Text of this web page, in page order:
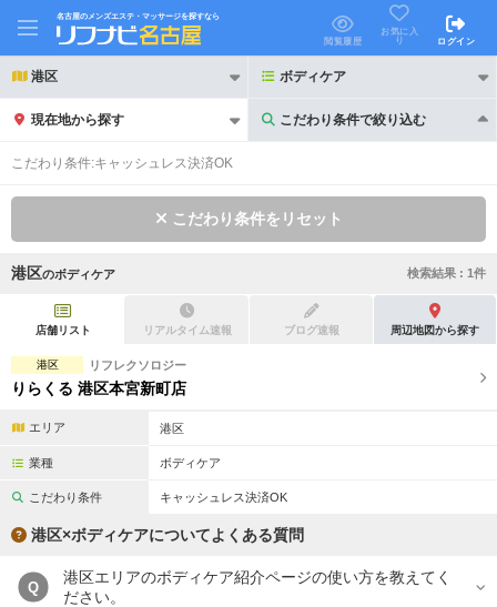
名古屋のメンズエステ・マッサージを探すなら
閲覧履歴
お気に入
り
ログイン
港区 ボディケア
現在地から探す こだわり条件で絞り込む
こだわり条件で絞り込む
初回割引あり リピーター割引あり
団体割引
2名様歓迎
完全個室 半個室あり
ペアルームあり シャワー室完備
フットバスあり
こだわり条件:キャッシュレス決済OK
こだわり条件をリセット
港区のボディケア 検索結果 : 1件
店舗リスト リアルタイム速報 ブログ速報 周辺地図から探す
港区 リフレクソロジー
りらくる 港区本宮新町店
エリア 港区
業種 ボディケア
こだわり条件 キャッシュレス決済OK
港区×ボディケアについてよくある質問
Q
港区エリアのボディケア紹介ページの使い方を教えてく
ださい。